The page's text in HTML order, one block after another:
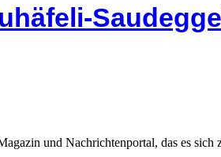
und Nachrichtenportal, das es